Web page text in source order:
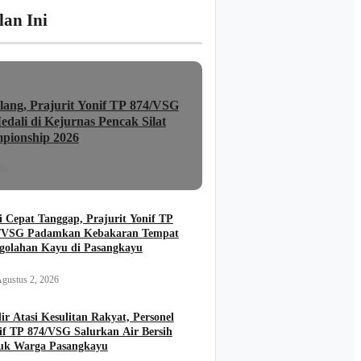
Ini
Prajurit Yonif TP 874/VSG
di Kejurnas Pencak Silat
2026
Cepat Tanggap, Prajurit Yonif TP
Padamkan Kebakaran Tempat
Kayu di Pasangkayu
2, 2026
Atasi Kesulitan Rakyat, Personel
TP 874/VSG Salurkan Air Bersih
Warga Pasangkayu